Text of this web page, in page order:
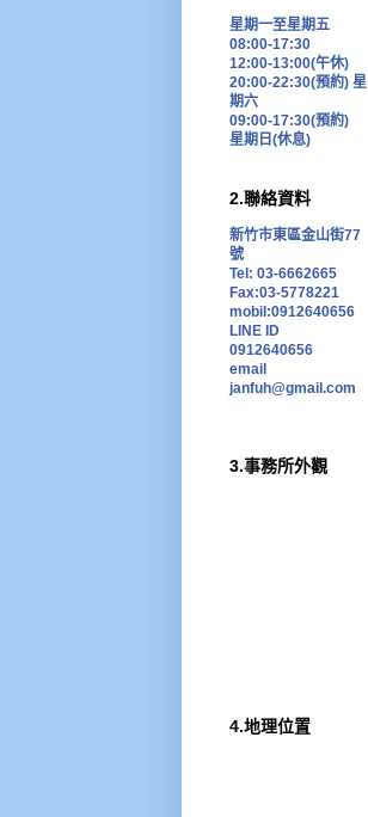
星期一至星期五
08:00-17:30
12:00-13:00(午休)
20:00-22:30(預約) 星
期六
09:00-17:30(預約)
星期日 (休息)
2.聯絡資料
新竹市東區金山街77
號
Tel: 03-6662665
Fax:03-5778221
mobil:0912640656
LINE ID
0912640656
email
janfuh@gmail.com
3.事務所外觀
4.地理位置